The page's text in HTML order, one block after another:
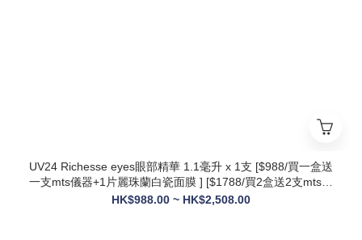
UV24 Richesse eyes眼部精華 1.1毫升 x 1支 [$988/買一盒送
一支mts儀器+1片麗珠蘭白瓷面膜 ] [$1788/買2盒送2支mts儀
器+1盒白瓷面膜+1支麗珠蘭修復面霜][ $2508/買3盒送3支mts
HK$988.00 ~ HK$2,508.00